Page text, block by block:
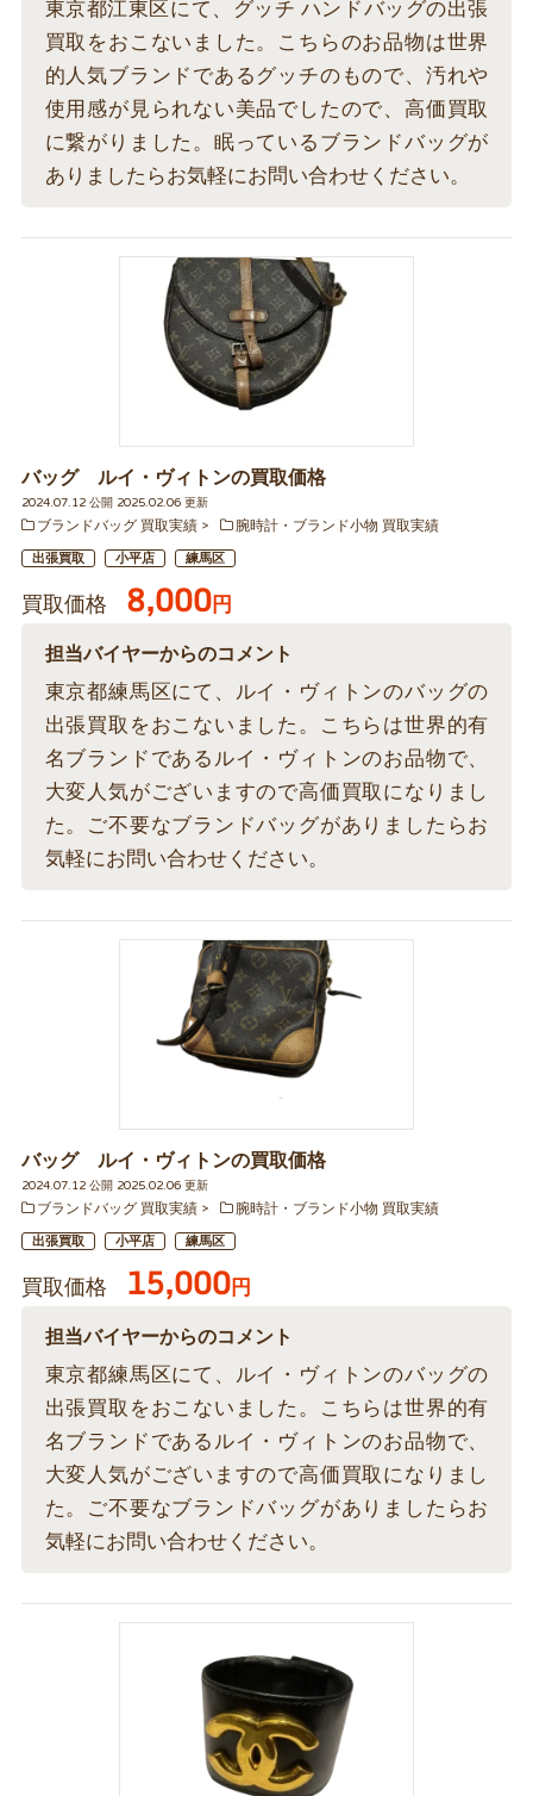
東京都江東区にて、グッチ ハンドバッグの出張
買取をおこないました。こちらのお品物は世界
的人気ブランドであるグッチのもので、汚れや
使用感が見られない美品でしたので、高価買取
に繋がりました。眠っているブランドバッグが
ありましたらお気軽にお問い合わせください。
バッグ ルイ・ヴィトンの買取価格
2024.07.12 公開 2025.02.06 更新
ブランドバッグ 買取実績
腕時計・ブランド小物 買取実績
出張買取 小平店 練馬区
買取価格 8,000円
担当バイヤーからのコメント
東京都練馬区にて、ルイ・ヴィトンのバッグの
出張買取をおこないました。こちらは世界的有
名ブランドであるルイ・ヴィトンのお品物で、
大変人気がございますので高価買取になりまし
た。ご不要なブランドバッグがありましたらお
気軽にお問い合わせください。
バッグ ルイ・ヴィトンの買取価格
2024.07.12 公開 2025.02.06 更新
ブランドバッグ 買取実績
腕時計・ブランド小物 買取実績
出張買取 小平店 練馬区
買取価格 15,000円
担当バイヤーからのコメント
東京都練馬区にて、ルイ・ヴィトンのバッグの
出張買取をおこないました。こちらは世界的有
名ブランドであるルイ・ヴィトンのお品物で、
大変人気がございますので高価買取になりまし
た。ご不要なブランドバッグがありましたらお
気軽にお問い合わせください。